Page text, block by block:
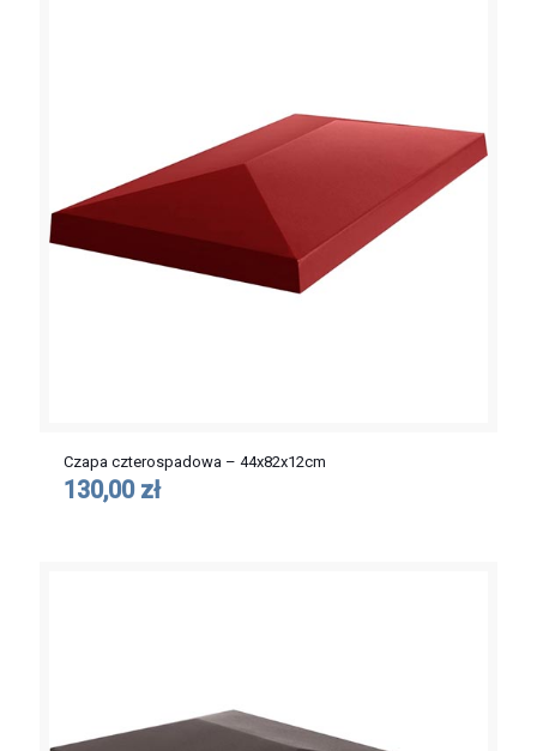
Czapa czterospadowa – 44x82x12cm
130,00 zł